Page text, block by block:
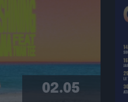
02.05